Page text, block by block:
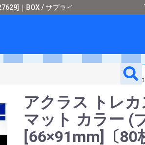
｜BOX / サプライ
アクラス トレカスリーブ ザラザラマット
アクラス トレ
マット カラー (
[66×91mm]〔80